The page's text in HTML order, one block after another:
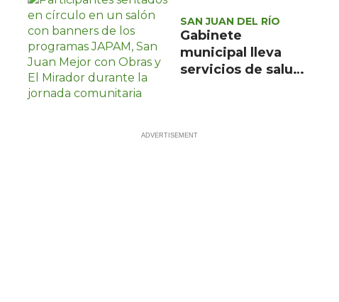
SAN JUAN DEL RÍO
Gabinete
municipal lleva
servicios de salud,
edición 49 del